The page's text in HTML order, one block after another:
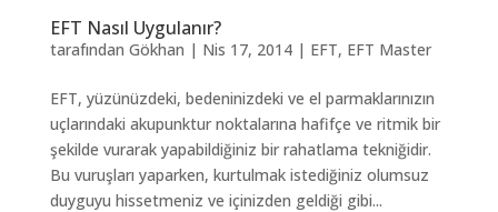
EFT Nasıl Uygulanır?
tarafından Gökhan | Nis 17, 2014| EFT, EFT Master
EFT, yüzünüzdeki, bedeninizdeki ve el parmaklarınızın
uçlarındaki akupunktur noktalarına hafifçe ve ritmik bir
şekilde vurarak yapabildiğiniz bir rahatlama tekniğidir.
Bu vuruşları yaparken, kurtulmak istediğiniz olumsuz
duyguyu hissetmeniz ve içinizden geldiği gibi...